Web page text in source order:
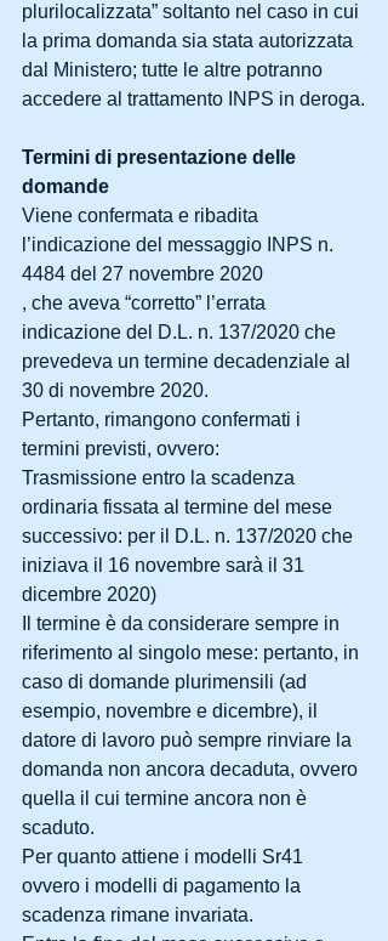
plurilocalizzata” soltanto nel caso in cui
la prima domanda sia stata autorizzata
dal Ministero; tutte le altre potranno
accedere al trattamento INPS in deroga.
Termini di presentazione delle
domande
Viene confermata e ribadita
l’indicazione del messaggio INPS n.
4484 del 27 novembre 2020
, che aveva “corretto” l’errata
indicazione del D.L. n. 137/2020 che
prevedeva un termine decadenziale al
30 di novembre 2020.
Pertanto, rimangono confermati i
termini previsti, ovvero:
Trasmissione entro la scadenza
ordinaria fissata al termine del mese
successivo: per il D.L. n. 137/2020 che
iniziava il 16 novembre sarà il 31
dicembre 2020)
Il termine è da considerare sempre in
riferimento al singolo mese: pertanto, in
caso di domande plurimensili (ad
esempio, novembre e dicembre), il
datore di lavoro può sempre rinviare la
domanda non ancora decaduta, ovvero
quella il cui termine ancora non è
scaduto.
Per quanto attiene i modelli Sr41
ovvero i modelli di pagamento la
scadenza rimane invariata.